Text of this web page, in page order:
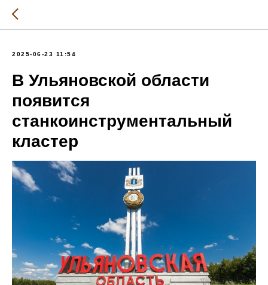
2025-06-23 11:54
В Ульяновской области
появится
станкоинструментальный
кластер